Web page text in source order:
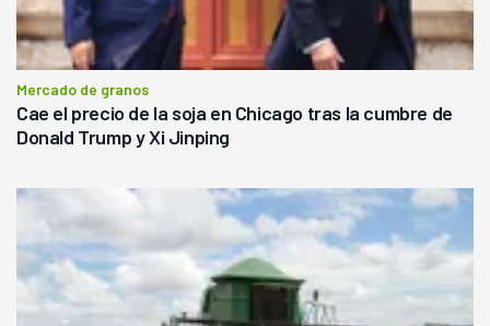
Mercado de granos
Cae el precio de la soja en Chicago tras la cumbre de
Donald Trump y Xi Jinping